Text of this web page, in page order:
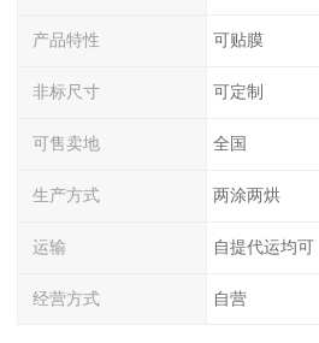
产品特性 可贴膜
非标尺寸 可定制
可售卖地 全国
生产方式 两涂两烘
运输 自提代运均可
经营方式 自营